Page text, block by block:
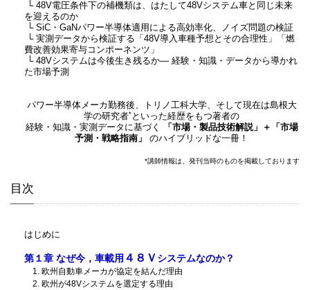
└ 48V電圧条件下の補機類は、はたして48Vシステム車と同じ未来
を迎えるのか
└ SiC・GaNパワー半導体適用による高効率化、ノイズ問題の検証
└ 実測データから検証する「48V導入車種予想とその合理性」「燃
費改善効果寄与コンポーネンツ」
└ 48Vシステムは今後生き残るか― 経験・知識・データから導かれ
た市場予測
パワー半導体メーカ勤務後、トリノ工科大学、そして現在は島根大
学の研究者* といった経歴をもつ著者の
経験・知識・実測データに基づく
「市場・製品技術解説」＋「市場
予測・戦略指南」のハイブリッドな一冊！
*講師情報は、発刊当時のものを掲載しております
目次
はじめに
第１章 なぜ今，車載用 ４８Ｖ システムなのか？
1. 欧州自動車メーカが協定を結んだ理由
2. 欧州が48Vシステムを選定する理由